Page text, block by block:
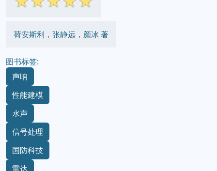
荷安斯利，张静远，颜冰 著
图书标签:
声呐
性能建模
水声
信号处理
国防科技
雷达